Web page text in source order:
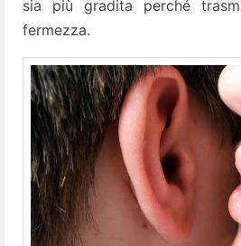
sia più gradita perché
fermezza.